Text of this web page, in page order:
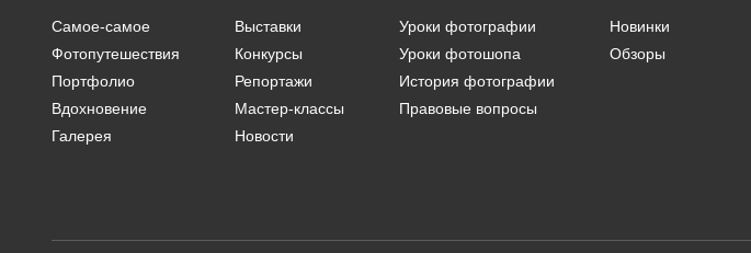
Самое-самое
Фотопутешествия
Портфолио
Вдохновение
Галерея
Выставки
Конкурсы
Репортажи
Мастер-классы
Новости
Уроки фотографии
Уроки фотошопа
История фотографии
Правовые вопросы
Новинки
Обзоры